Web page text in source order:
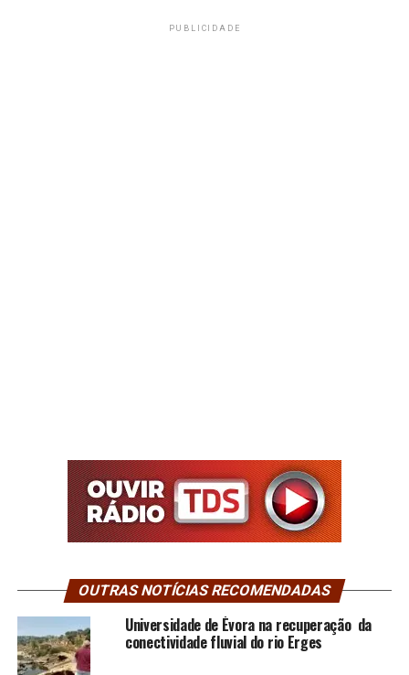
PUBLICIDADE
OUTRAS NOTÍCIAS RECOMENDADAS
Universidade de Évora na recuperação da
conectividade fluvial do rio Erges